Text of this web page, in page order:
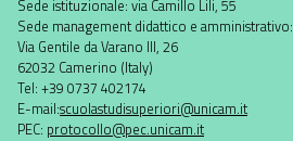
full
Sede istituzionale: via Camillo Lili, 55
Sede management didattico e amministrativo:
Via Gentile da Varano III, 26
62032 Camerino (Italy)
Tel: +39 0737 402174
E-mail:scuolastudisuperiori@unicam.it
PEC: protocollo@pec.unicam.it